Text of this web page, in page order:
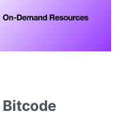
Bitcode